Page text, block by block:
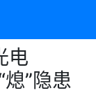
电
”隐患